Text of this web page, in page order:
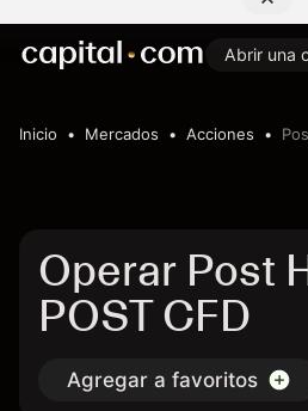
Abrir una
Inicio Mercados Acciones
Operar Post
POST CFD
Agregar a favoritos